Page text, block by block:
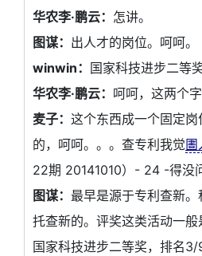
华农李·鹏云： 怎讲。
图谋： 出人才的岗位。呵呵。
winwin： 国家科技进步二等
华农李·鹏云： 呵呵，这两个
麦子： 这个东西成一个固定
的，呵呵。。。查专利我觉圕
22期 20141010）- 24 -得没
图谋： 最早是源于专利查新
托查新的。评奖这类活动一般
国家科技进步二等奖，排名